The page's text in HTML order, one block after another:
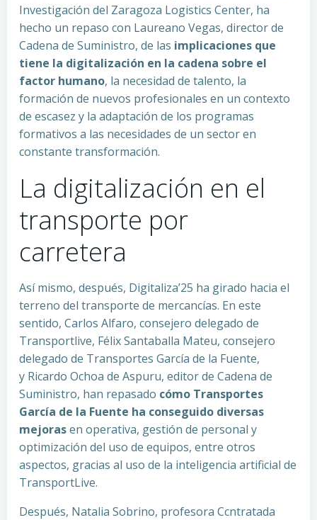
Investigación del Zaragoza Logistics Center, ha
hecho un repaso con Laureano Vegas, director de
Cadena de Suministro, de las implicaciones que
tiene la digitalización en la cadena sobre el
factor humano, la necesidad de talento, la
formación de nuevos profesionales en un contexto
de escasez y la adaptación de los programas
formativos a las necesidades de un sector en
constante transformación.
La digitalización en el
transporte por
carretera
Así mismo, después, Digitaliza’25 ha girado hacia el
terreno del transporte de mercancías. En este
sentido, Carlos Alfaro, consejero delegado de
Transportlive, Félix Santaballa Mateu, consejero
delegado de Transportes García de la Fuente,
y Ricardo Ochoa de Aspuru, editor de Cadena de
Suministro, han repasado cómo Transportes
García de la Fuente ha conseguido diversas
mejorasen operativa, gestión de personal y
optimización del uso de equipos, entre otros
aspectos, gracias al uso de la inteligencia artificial de
TransportLive.
Después, Natalia Sobrino, profesora Ccntratada